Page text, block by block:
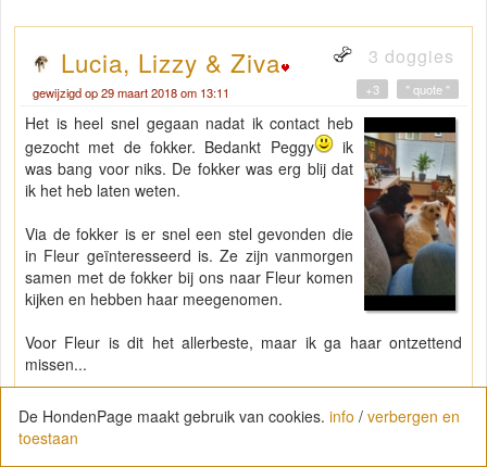
Lucia, Lizzy & Ziva 3 doggies
gewijzigd op 29 maart 2018 om 13:11 " quote "
+3
Het is heel snel gegaan nadat ik contact heb
gezocht met de fokker. Bedankt Peggy
ik
was bang voor niks. De fokker was erg blij dat
ik het heb laten weten.
Via de fokker is er snel een stel gevonden die
in Fleur geïnteresseerd is. Ze zijn vanmorgen
samen met de fokker bij ons naar Fleur komen
kijken en hebben haar meegenomen.
Voor Fleur is dit het allerbeste, maar ik ga haar ontzettend
missen...
Ik heb de nieuwe baasjes op facebook en krijg regelmatig een
update en een foto
De HondenPage maakt gebruik van cookies. info / verbergen en
toestaan